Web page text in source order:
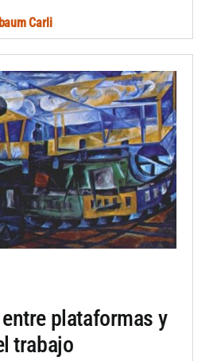
Carli
plataformas y
trabajo